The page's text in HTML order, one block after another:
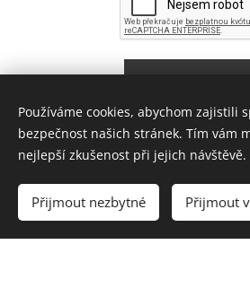
Penzion Nad Jizerským
Jizerka 1, Kořenov, 468 50
+420 602 124 111
Používáme cookies, abychom zajistili
bezpečnost našich stránek. Tím vám
nejlepší zkušenost při jejich návštěvě.
Přijmout nezbytné Přijmout